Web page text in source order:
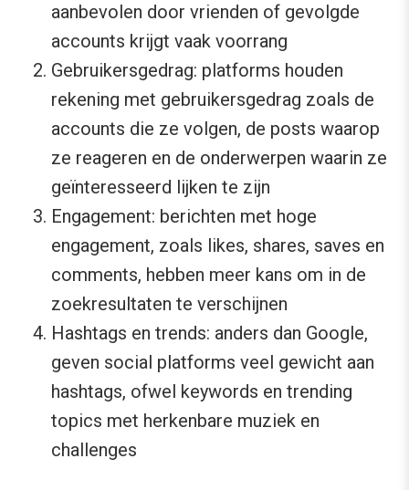
aanbevolen door vrienden of gevolgde
accounts krijgt vaak voorrang
Gebruikersgedrag: platforms houden
rekening met gebruikersgedrag zoals de
accounts die ze volgen, de posts waarop
ze reageren en de onderwerpen waarin ze
geïnteresseerd lijken te zijn
Engagement: berichten met hoge
engagement, zoals likes, shares, saves en
comments, hebben meer kans om in de
zoekresultaten te verschijnen
Hashtags en trends: anders dan Google,
geven social platforms veel gewicht aan
hashtags, ofwel keywords en trending
topics met herkenbare muziek en
challenges